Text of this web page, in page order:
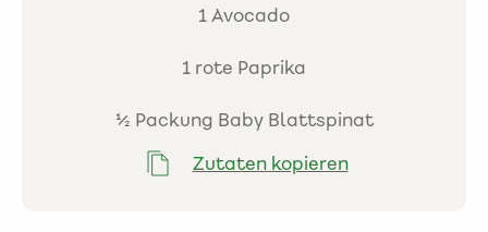
1 Avocado
1 rote Paprika
½ Packung Baby Blattspinat
Zutaten kopieren